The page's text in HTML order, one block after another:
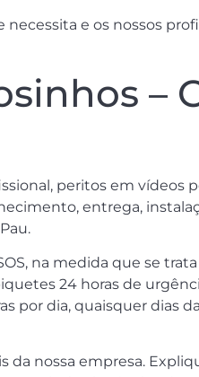
e os nossos
–
peritos em vídeos
entrega,
na medida que se
24 horas de
por dia, quaisquer dias
da nossa empresa.